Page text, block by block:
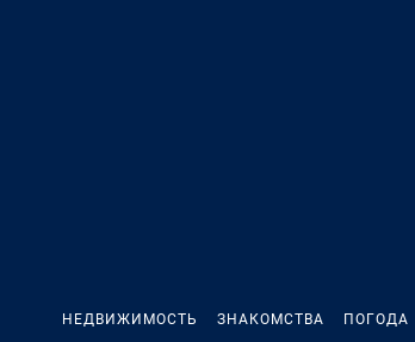
НЕДВИЖИМОСТЬ ЗНАКОМСТВА ПОГОДА